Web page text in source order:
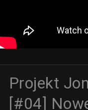
Projekt
[#04]